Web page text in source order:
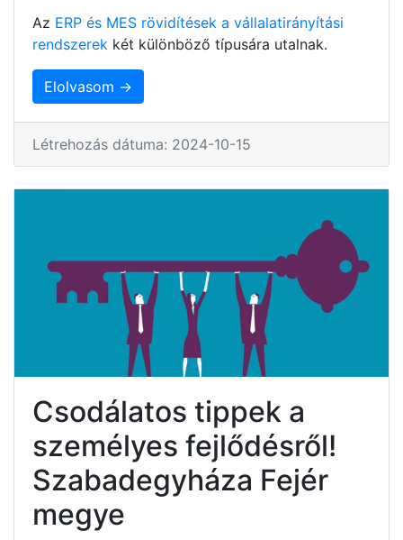
Az ERP és MES rövidítések a vállalatirányítási
rendszerek két különböző típusára utalnak.
Elolvasom →
Létrehozás dátuma: 2024-10-15
Csodálatos tippek a
személyes fejlődésről!
Szabadegyháza Fejér
megye